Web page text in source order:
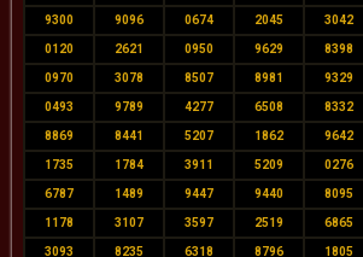
9300 9096 0674 2045 3042
0120 2621 0950 9629 8398
0970 3078 8507 8981 9329
0493 9789 4277 6508 8332
8869 8441 5207 1862 9642
1735 1784 3911 5209 0276
6787 1489 9447 9440 8095
1178 3107 3597 2519 6865
3093 8235 6318 8796 1805